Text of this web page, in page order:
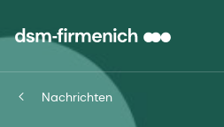
Nachrichten